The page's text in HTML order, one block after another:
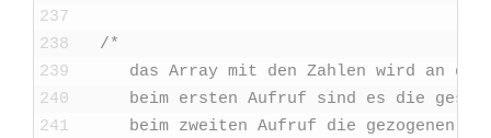
237
238
239
240
241
/*
das Array mit den Zah­len wird an das
beim ers­ten Auf­ruf sind es die
beim zwei­ten Auf­ruf die gezo­ge­nen